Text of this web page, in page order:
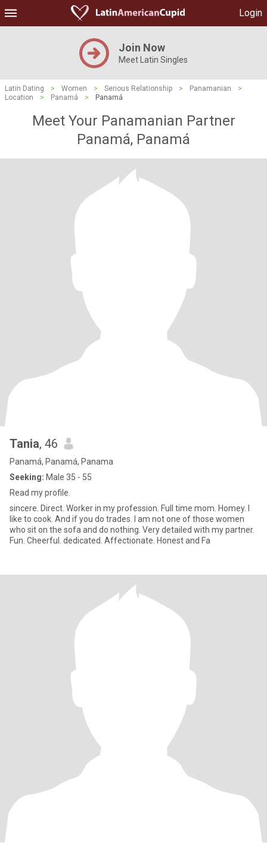
Login
Join Now
Meet Latin Singles
Latin Dating > Women > Serious Relationship > Panamanian
>
Location
> Panamá > Panamá
Meet Your Panamanian Partner
Panamá, Panamá
Tania, 46
Panamá, Panamá, Panama
Seeking: Male 35 - 55
Read my profile.
sincere. Direct. Worker in my profession. Full time mom. Homey. I
like to cook. And if you do trades. I am not one of those women
who sit on the sofa and do nothing. Very detailed with my partner.
Fun. Cheerful. dedicated. Affectionate. Honest and Fa